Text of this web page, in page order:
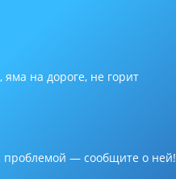
яма на дороге, не горит
проблемой — сообщите о ней!